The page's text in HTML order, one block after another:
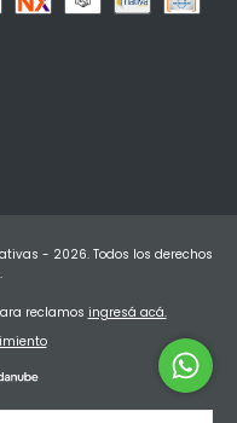
- 2026. Todos los derechos
reclamos ingresá acá.